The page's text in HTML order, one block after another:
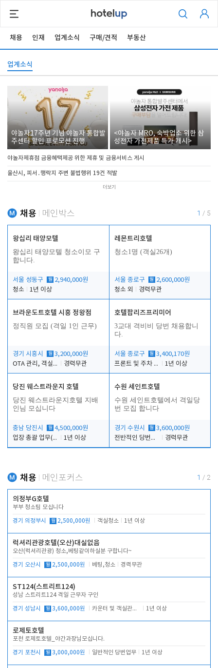
채용 인재 업계소식 구매/견적 부동산
업계소식
야놀자17주년 기념 야놀자 통합발
주센터 할인 프로모션 진행
<야놀자 MRO, 숙박업소 위한 삼
성전자 가전제품 특가 개시>
야놀자제휴점 금융혜택제공 위한 제휴 및 금융서비스 게시
울산시, 피서․행락지 주변 불법행위 19건 적발
더보기
채용 메인박스 1 / 5
왕십리 태양모텔
왕십리 태양모텔 청소이모 구
합니다.
서울 성동구 월 2,940,000원
청소
1년 이상
레몬트리호텔
청소1명 (객실26개)
서울 종로구 월 2,600,000원
청소 외
경력무관
브라운도트호텔 시흥 정왕점
정직원 모집 (격일 1인 근무)
경기 시흥시 월 3,200,000원
OTA 관리, 객실점검, 고객응대, 시설관리
경력무관
호텔팝리즈프리미어
3교대 격비비 당번 채용합니
다.
서울 종로구 월 3,400,170원
프론트 및 주차 객실관리
1년 이상
당진 웨스트라운지 호텔
당진 웨스트라운지호텔 지배
인님 모십니다
충남 당진시 월 4,500,000원
업장 총괄 업무(예약,시설 및 직원관리 등)
1년 이상
수원 세인트호텔
수원 세인트호텔에서 격일당
번 모집 합니다
경기 수원시 월 3,600,000원
전반적인 당번업무
경력무관
채용 메인포커스 1 / 2
의정부G호텔
부부 청소팀 모십니다
경기 의정부시 월 2,500,000원 객실청소 1년 이상
럭셔리관광호텔(오산)대실없음
오산(럭셔리관광) 청소,베팅같이하실분 구합니다~
경기 오산시 월 2,500,000원 베팅,청소 경력무관
ST124(스트리트124)
성남 스트리트124 격일 근무자 구인
경기 성남시 월 3,600,000원 카운터 및 객실관리 전반 1년 이상
로제토호텔
포천 로제토호텔_야간과장님모십니다.
경기 포천시 월 3,000,000원 일반적인 당번업무 1년 이상